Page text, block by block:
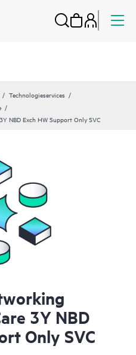
Technologieservices
NBD Exch HW Support Only SVC
3Y NBD
Only SVC